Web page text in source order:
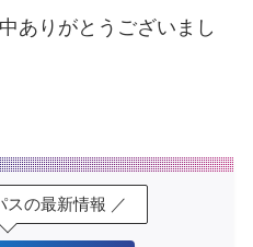
ありがとうございまし
スの最新情報 ／